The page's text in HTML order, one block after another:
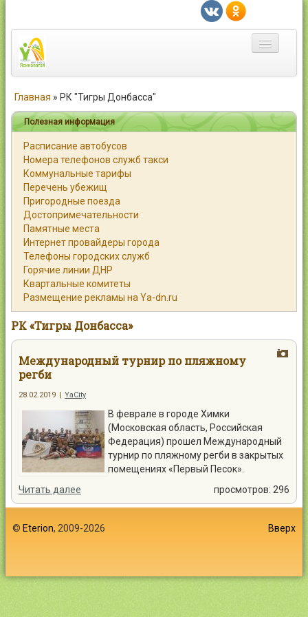
Город
Статьи
Каталог
Справочник
Работа
Объявления
Помощь
Контакты
Главная » РК "Тигры Донбасса"
Полезная информация
Расписание автобусов
Номера телефонов служб такси
Коммунальные тарифы
Перечень убежищ
Пригородные поезда
Достопримечательности
Памятные места
Интернет провайдеры города
Телефоны городских служб
Горячие линии ДНР
Квартальные комитеты
Размещение рекламы на Ya-dn.ru
РК «Тигры Донбасса»
Международный турнир по пляжному
регби
28.02.2019 | YaCity
В феврале в городе Химки
(Московская область, Российская
Федерация) прошел Международный
турнир по пляжному регби в закрытых
помещениях «Первый Песок».
Читать далее
просмотров: 296
© Eterion, 2009-2026 Вверх